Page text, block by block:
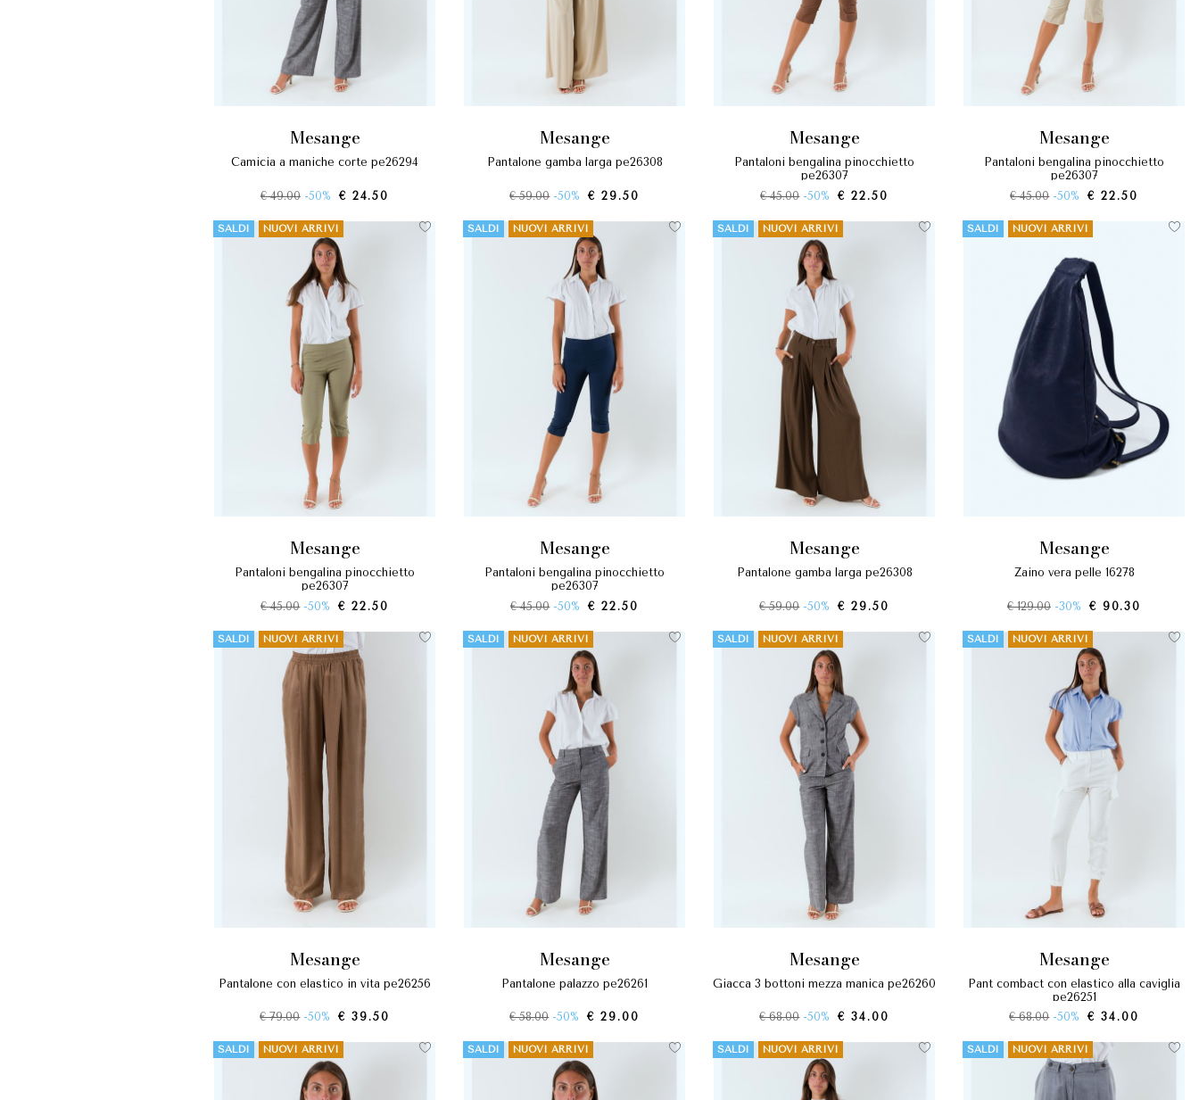
mesange
camicia a maniche corte pe26294
€ 49.00 -50% € 24.50
mesange
pantalone gamba larga pe26308
€ 59.00 -50% € 29.50
mesange
pantaloni bengalina pinocchietto
pe26307
€ 45.00 -50% € 22.50
mesange
pantaloni bengalina pinocchietto
pe26307
€ 45.00 -50% € 22.50
SALDI NUOVI ARRIVI
mesange
pantaloni bengalina pinocchietto
pe26307
€ 45.00 -50% € 22.50
SALDI NUOVI ARRIVI
mesange
pantaloni bengalina pinocchietto
pe26307
€ 45.00 -50% € 22.50
SALDI NUOVI ARRIVI
mesange
pantalone gamba larga pe26308
€ 59.00 -50% € 29.50
SALDI NUOVI ARRIVI
mesange
zaino vera pelle 16278
€ 129.00 -30% € 90.30
SALDI NUOVI ARRIVI
mesange
pantalone con elastico in vita pe26256
€ 79.00 -50% € 39.50
SALDI NUOVI ARRIVI
mesange
pantalone palazzo pe26261
€ 58.00 -50% € 29.00
SALDI NUOVI ARRIVI
mesange
giacca 3 bottoni mezza manica pe26260
€ 68.00 -50% € 34.00
SALDI NUOVI ARRIVI
mesange
pant combact con elastico alla caviglia
pe26251
€ 68.00 -50% € 34.00
SALDI NUOVI ARRIVI SALDI NUOVI ARRIVI SALDI NUOVI ARRIVI SALDI NUOVI ARRIVI